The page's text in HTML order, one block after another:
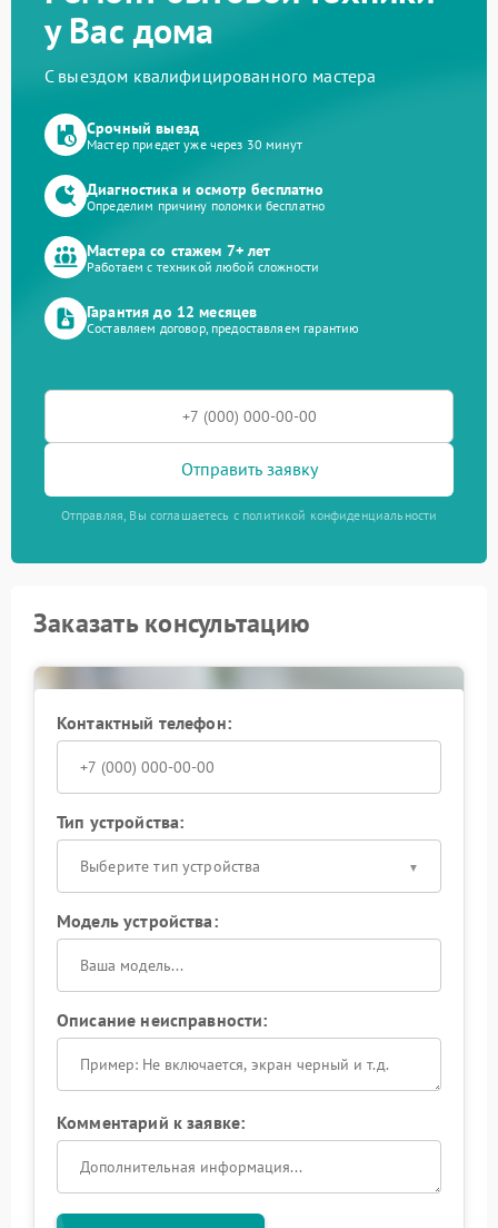
у Вас дома
С выездом квалифицированного мастера
Срочный выезд
Мастер приедет уже через 30 минут
Диагностика и осмотр бесплатно
Определим причину поломки бесплатно
Мастера со стажем 7+ лет
Работаем с техникой любой сложности
Гарантия до 12 месяцев
Составляем договор, предоставляем гарантию
Отправить заявку
Отправляя, Вы соглашаетесь с политикой конфиденциальности
Заказать консультацию
Контактный телефон:
Тип устройства:
Выберите тип устройства
Модель устройства:
Описание неисправности:
Комментарий к заявке: